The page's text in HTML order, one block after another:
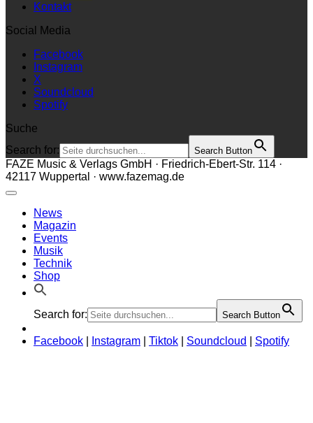
Kontakt
Social Media
Facebook
Instagram
X
Soundcloud
Spotify
Suche
Search for:
Search Button
FAZE Music & Verlags GmbH · Friedrich-Ebert-Str. 114 ·
42117 Wuppertal · www.fazemag.de
News
Magazin
Events
Musik
Technik
Shop
Search for: Search Button
Facebook Instagram Tiktok Soundcloud Spotify